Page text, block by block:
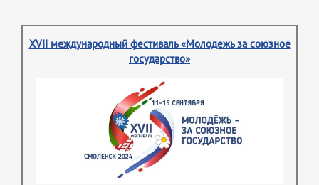
XVII международный фестиваль «Молодежь за союзное
государство»